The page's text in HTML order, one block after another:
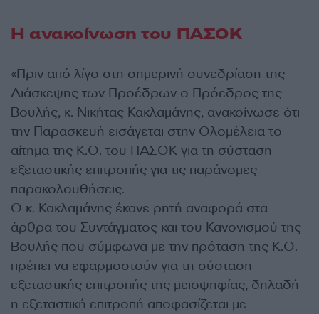
Η ανακοίνωση του ΠΑΣΟΚ
«Πριν από λίγο στη σημερινή συνεδρίαση της
Διάσκεψης των Προέδρων ο Πρόεδρος της
Βουλής, κ. Νικήτας Κακλαμάνης, ανακοίνωσε ότι
την Παρασκευή εισάγεται στην Ολομέλεια το
αίτημα της Κ.Ο. του ΠΑΣΟΚ για τη σύσταση
εξεταστικής επιτροπής για τις παράνομες
παρακολουθήσεις.
Ο κ. Κακλαμάνης έκανε ρητή αναφορά στα
άρθρα του Συντάγματος και του Κανονισμού της
Βουλής που σύμφωνα με την πρόταση της Κ.Ο.
πρέπει να εφαρμοστούν για τη σύσταση
εξεταστικής επιτροπής της μειοψηφίας, δηλαδή
η εξεταστική επιτροπή αποφασίζεται με